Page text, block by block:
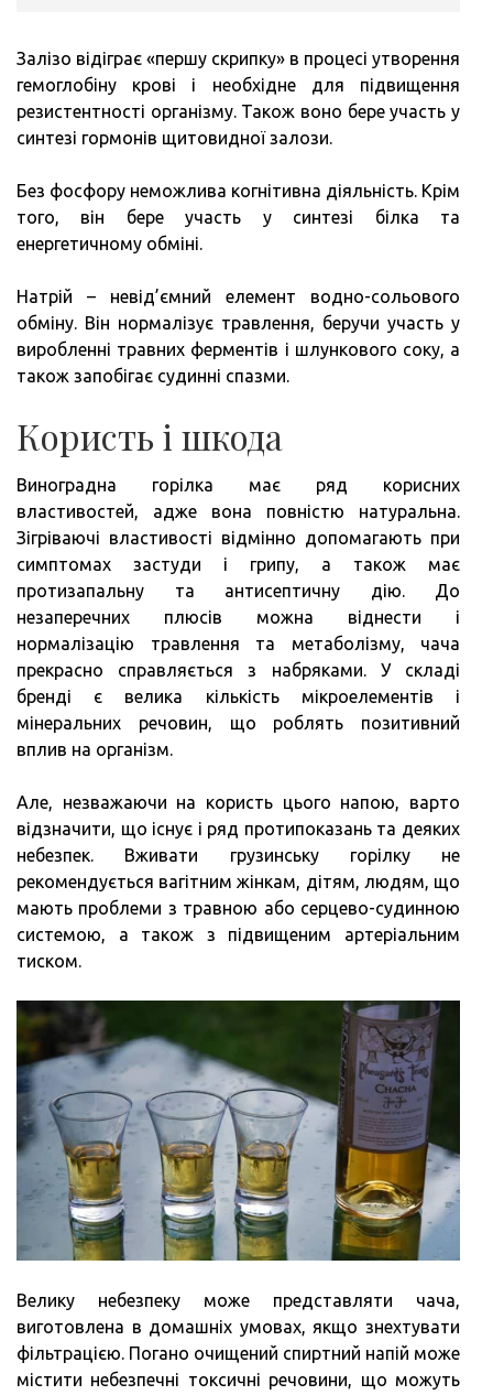
Залізо відіграє «першу скрипку» в процесі утворення
гемоглобіну крові і необхідне для підвищення
резистентності організму. Також воно бере участь у
синтезі гормонів щитовидної залози.
Без фосфору неможлива когнітивна діяльність. Крім
того, він бере участь у синтезі білка та
енергетичному обміні.
Натрій – невід’ємний елемент водно-сольового
обміну. Він нормалізує травлення, беручи участь у
виробленні травних ферментів і шлункового соку, а
також запобігає судинні спазми.
Користь і шкода
Виноградна горілка має ряд корисних
властивостей, адже вона повністю натуральна.
Зігріваючі властивості відмінно допомагають при
симптомах застуди і грипу, а також має
протизапальну та антисептичну дію. До
незаперечних плюсів можна віднести і
нормалізацію травлення та метаболізму, чача
прекрасно справляється з набряками. У складі
бренді є велика кількість мікроелементів і
мінеральних речовин, що роблять позитивний
вплив на організм.
Але, незважаючи на користь цього напою, варто
відзначити, що існує і ряд протипоказань та деяких
небезпек. Вживати грузинську горілку не
рекомендується вагітним жінкам, дітям, людям, що
мають проблеми з травною або серцево-судинною
системою, а також з підвищеним артеріальним
тиском.
Велику небезпеку може представляти чача,
виготовлена ​​в домашніх умовах, якщо знехтувати
фільтрацією. Погано очищений спиртний напій може
містити небезпечні токсичні речовини, що можуть